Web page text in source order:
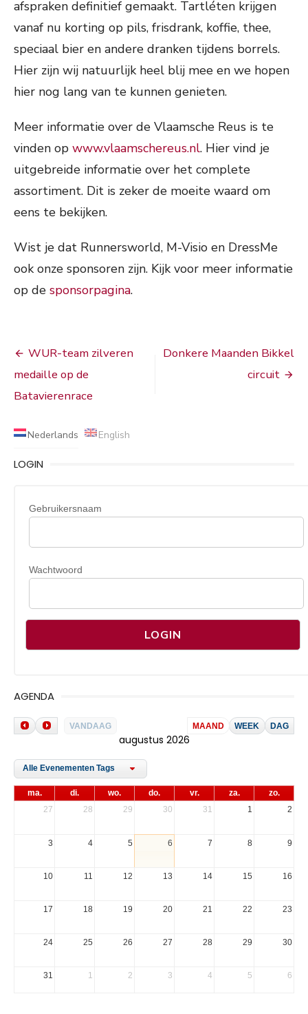
afspraken definitief gemaakt. Tartléten krijgen
vanaf nu korting op pils, frisdrank, koffie, thee,
speciaal bier en andere dranken tijdens borrels.
Hier zijn wij natuurlijk heel blij mee en we hopen
hier nog lang van te kunnen genieten.
Meer informatie over de Vlaamsche Reus is te
vinden op www.vlaamschereus.nl. Hier vind je
uitgebreide informatie over het complete
assortiment. Dit is zeker de moeite waard om
eens te bekijken.
Wist je dat Runnersworld, M-Visio en DressMe
ook onze sponsoren zijn. Kijk voor meer informatie
op de sponsorpagina.
Bericht
navigatie
WUR-team zilveren
medaille op de
Batavierenrace
Donkere Maanden Bikkel
circuit
Nederlands English
LOGIN
Gebruikersnaam
Wachtwoord
AGENDA
VANDAAG MAAND WEEK DAG
augustus 2026
Alle Evenementen Tags
ma. di. wo. do. vr. za.
zo.
27
28 29 30 31 1 2
3 4 5 6 7 8 9
10 11 12 13 14 15 16
17 18 19 20 21 22 23
24 25 26 27 28 29 30
31 1 2 3 4 5 6